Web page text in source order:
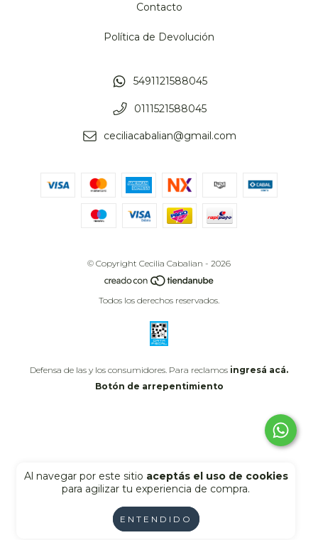
Al navegar por este sitio aceptás el uso de cookies
para agilizar tu experiencia de compra.
ENTENDIDO
Contacto
Política de Devolución
5491121588045
0111521588045
ceciliacabalian@gmail.com
© Copyright Cecilia Cabalian - 2026
Todos los derechos reservados.
Defensa de las y los consumidores. Para reclamos ingresá acá.
Botón de arrepentimiento